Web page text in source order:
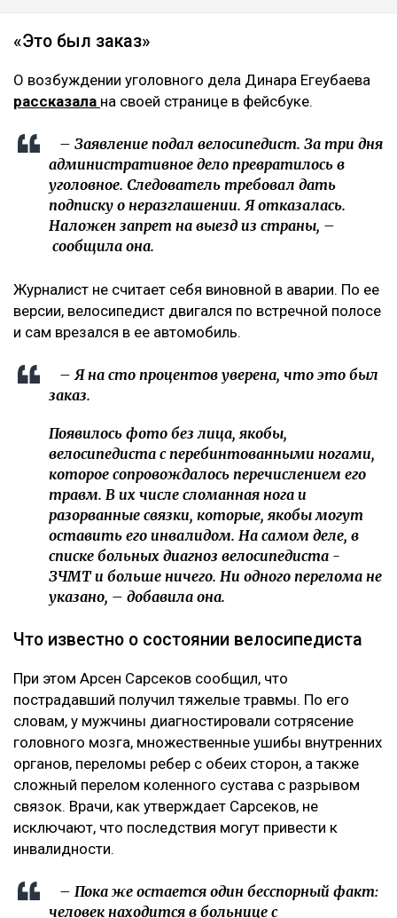
Фото из аккаунта Динары Егеубаевой в соцсети
Расследование ведется по статье 345, части 1
Уголовного кодекса, сообщает Ulysmedia.kz.
ЧИТАЙТЕ ТАКЖЕ
«Пока он еще жив»: новые кадры с Кок-Жайляу
встревожили алматинцев
«Угрожал зарезать детей»: алматинка заявила о
нападении мужчины в парке
Водителям придется платить гораздо больше за
О возбуждении уголовного дела Динара Егеубаева
рассказалана своей странице в фейсбуке.
– Заявление подал велосипедист. За три дня
административное дело превратилось в
уголовное. Следователь требовал дать
подписку о неразглашении. Я отказалась.
Наложен запрет на выезд из страны, –
версии, велосипедист двигался по встречной полосе
и сам врезался в ее автомобиль.
– Я на сто процентов уверена, что это был
заказ.
Появилось фото без лица, якобы,
велосипедиста с перебинтованными ногами,
которое сопровождалось перечислением его
разорванные связки, которые, якобы могут
оставить его инвалидом. На самом деле, в